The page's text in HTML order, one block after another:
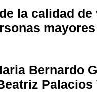
la calidad de
mayores
Bernardo
Palacios